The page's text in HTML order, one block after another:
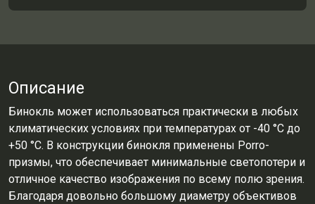
Описание
Бинокль может использоваться практически в любых
климатических условиях при температурах от -40 °С до
+50 °С. В конструкции бинокля применены Porro-
призмы, что обеспечивает минимальные светопотери и
отличное качество изображения по всему полю зрения.
Благодаря довольно большому диаметру объективов